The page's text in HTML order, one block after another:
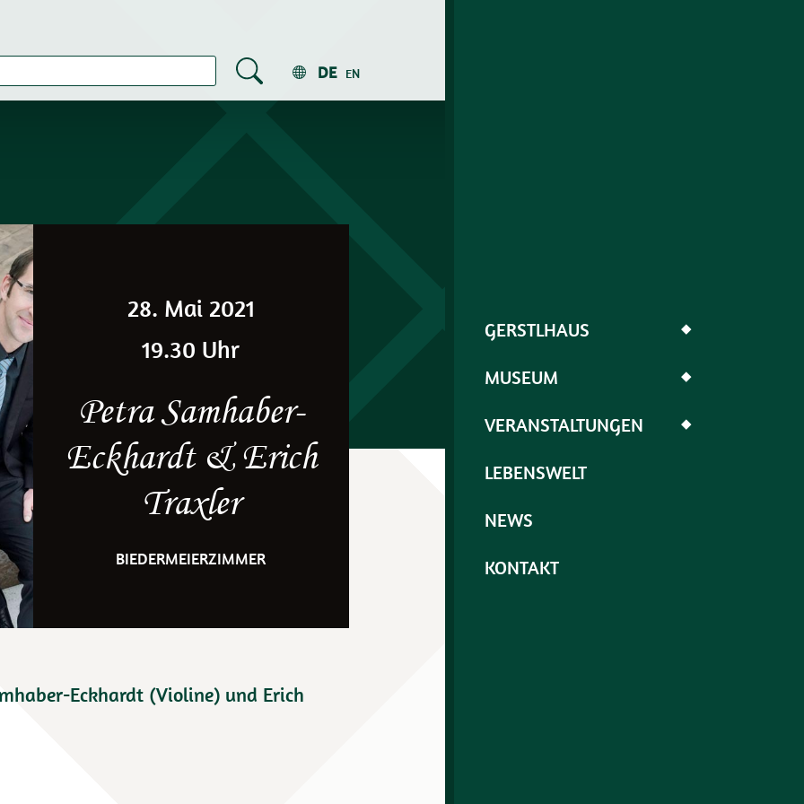
GERSTLHAUS ◆
MUSEUM ◆
VERANSTALTUNGEN ◆
LEBENSWELT
NEWS
KONTAKT
28. Mai 2021
19.30 Uhr
Petra Samhaber-
Eckhardt & Erich
Traxler
BIEDERMEIERZIMMER
DE EN
Eckhardt (Violine) und Erich